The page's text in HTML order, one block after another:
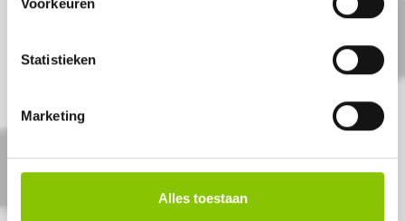
Voorkeuren
Statistieken
Marketing
Alles toestaan
SPECIAL FORCES
3x144 shots 25mm compound